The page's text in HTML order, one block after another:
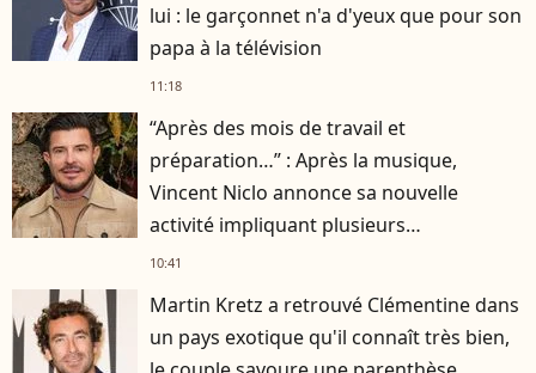
lui : le garçonnet n'a d'yeux que pour son
papa à la télévision
11:18
“Après des mois de travail et
préparation…” : Après la musique,
Vincent Niclo annonce sa nouvelle
activité impliquant plusieurs
personnalités
10:41
Martin Kretz a retrouvé Clémentine dans
un pays exotique qu'il connaît très bien,